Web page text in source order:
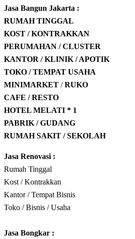
Jasa Bangun Jakarta :
RUMAH TINGGAL
KOST / KONTRAKKAN
PERUMAHAN / CLUSTER
KANTOR / KLINIK / APOTIK
TOKO / TEMPAT USAHA
MINIMARKET /RUKO
CAFE / RESTO
HOTEL MELATI * 1
PABRIK / GUDANG
RUMAH SAKIT / SEKOLAH
Jasa Renovasi :
Rumah Tinggal
Kost / Kontrakkan
Kantor / Tempat Bisnis
Toko / Bisnis / Usaha
Jasa Bongkar :